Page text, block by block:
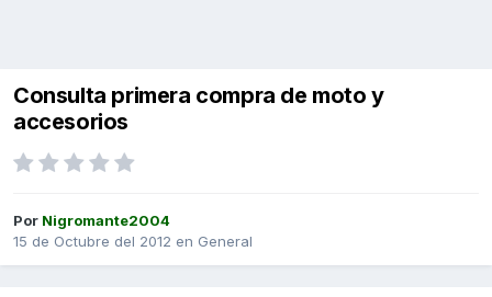
Consulta primera compra de moto y
accesorios
Por Nigromante2004
15 de Octubre del 2012 en General